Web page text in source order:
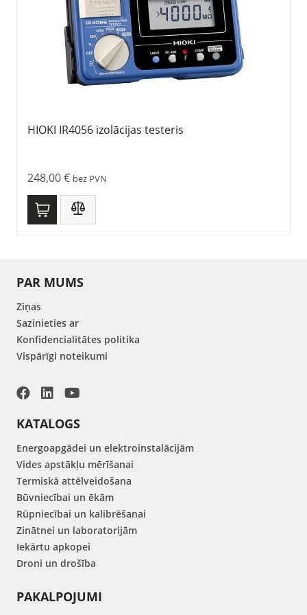
HIOKI IR4056 izolācijas testeris
248,00€ bez PVN
PAR MUMS
Ziņas
Sazinieties ar
Konfidencialitātes politika
Vispārīgi noteikumi
KATALOGS
Energoapgādei un elektroinstalācijām
Vides apstākļu mērīšanai
Termiskā attēlveidošana
Būvniecībai un ēkām
Rūpniecībai un kalibrēšanai
Zinātnei un laboratorijām
Iekārtu apkopei
Droni un drošība
PAKALPOJUMI